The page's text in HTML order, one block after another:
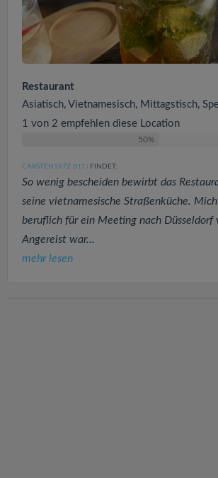
Restaurant
Asiatisch, Vietnamesisch, Mittagstisch,
1 von 2 empfehlen diese Location
50%
CARSTEN1972 (517 ) FINDET:
So wenig bescheiden bewirbt das
seine vietnamesische Straßenküche.
beruflich für ein Meeting nach Düsseldorf
Angereist war...
mehr lesen